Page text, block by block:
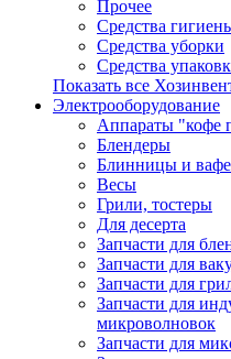
Прочее
Средства
Средства уборки
Средства
Показать все
Электрооборудование
Аппараты "кофе
Блендеры
Блинницы и
Весы
Грили, тостеры
Для десерта
Запчасти для
Запчасти для
Запчасти для
Запчасти для
микроволновок
Запчасти для